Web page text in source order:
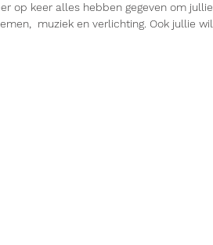
op keer alles hebben gegeven om
muziek en verlichting. Ook jullie